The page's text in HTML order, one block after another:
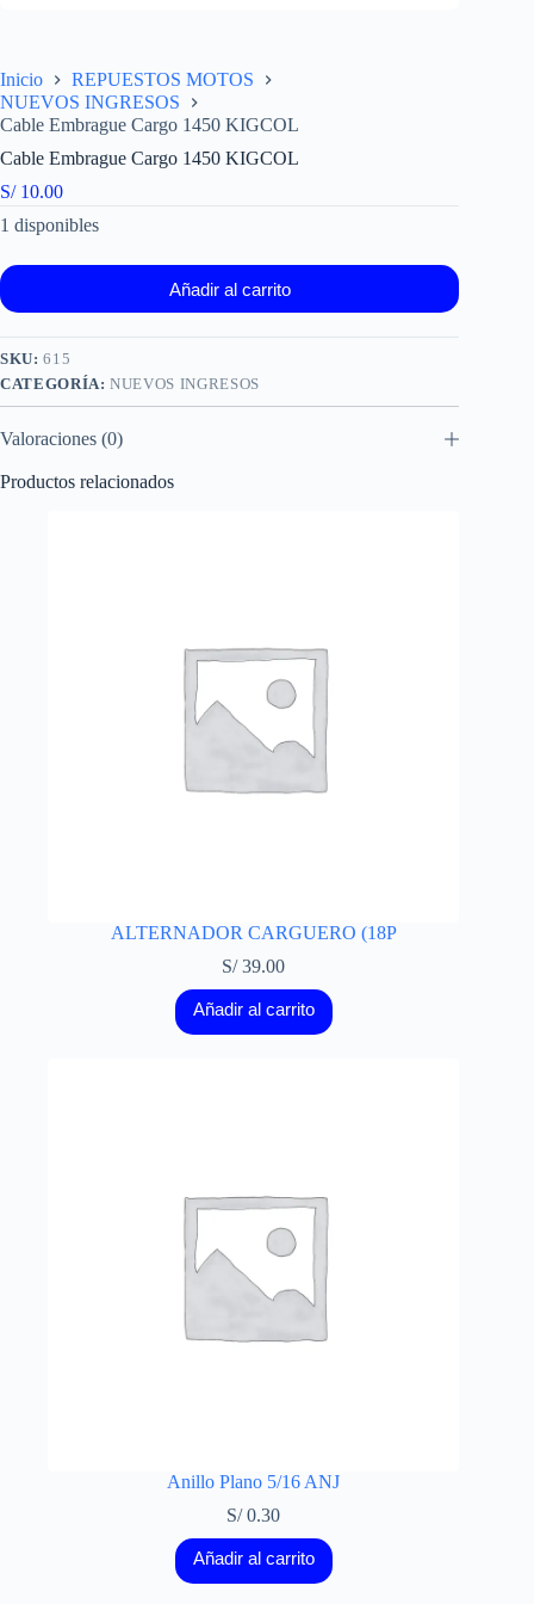
Inicio
REPUESTOS MOTOS
NUEVOS INGRESOS
Cable Embrague Cargo 1450 KIGCOL
Cable Embrague Cargo 1450 KIGCOL
S/10.00
1 disponibles
Añadir al carrito
SKU:615
CATEGORÍA:NUEVOS INGRESOS
Valoraciones (0)
Productos relacionados
ALTERNADOR CARGUERO (18P
S/39.00
Añadir al carrito
Anillo Plano 5/16 ANJ
S/0.30
Añadir al carrito